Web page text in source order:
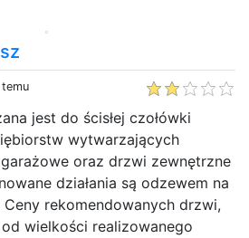
jest do ścisłej czołówki
wytwarzających
oraz drzwi zewnętrzne
działania są odzewem na
rekomendowanych drzwi,
wielkości realizowanego